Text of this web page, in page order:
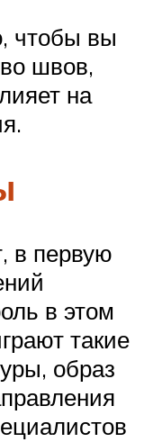
чтобы вы
швов,
на
в первую
в этом
такие
образ